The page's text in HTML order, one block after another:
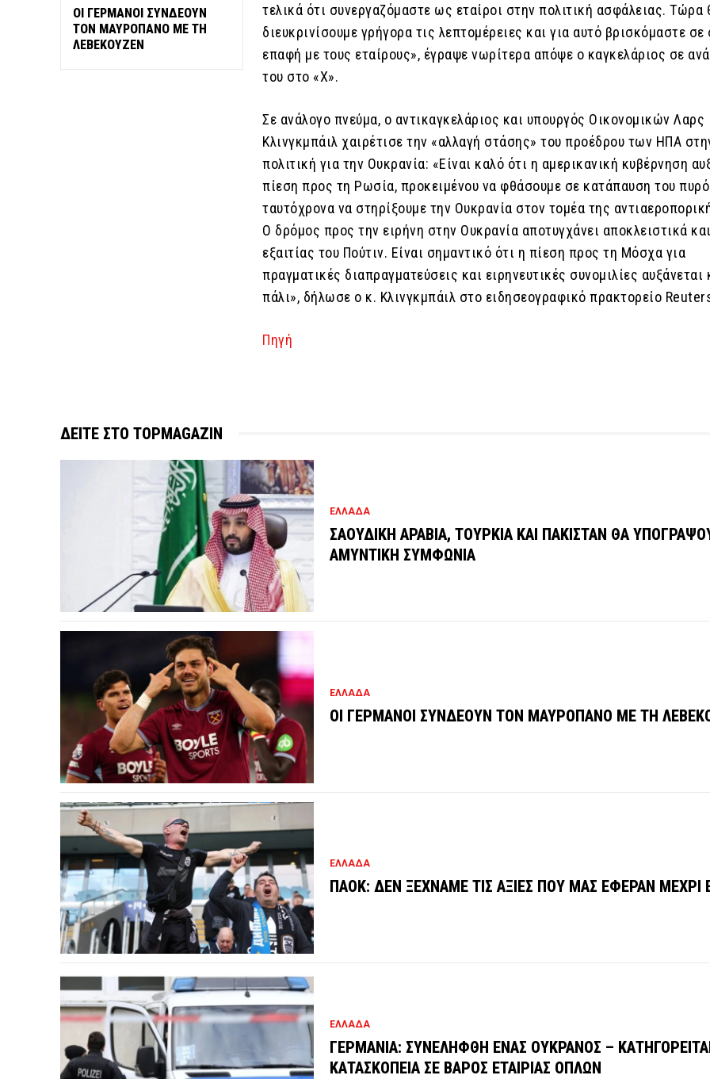
ΟΙ ΓΕΡΜΑΝΟΙ ΣΥΝΔΕΟΥΝ
ΤΟΝ ΜΑΥΡΟΠΑΝΟ ΜΕ ΤΗ
ΛΕΒΕΚΟΥΖΕΝ
τελικά ότι συνεργαζόμαστε ως εταίροι στην πολιτική ασφάλειας. Τώρα
διευκρινίσουμε γρήγορα τις λεπτομέρειες και για αυτό βρισκόμαστε σε
επαφή με τους εταίρους», έγραψε νωρίτερα απόψε ο καγκελάριος σε
του στο «Χ».
Σε ανάλογο πνεύμα, ο αντικαγκελάριος και υπουργός Οικονομικών Λαρς
Κλινγκμπάιλ χαιρέτισε την «αλλαγή στάσης» του προέδρου των ΗΠΑ
πολιτική για την Ουκρανία: «Είναι καλό ότι η αμερικανική κυβέρνηση
πίεση προς τη Ρωσία, προκειμένου να φθάσουμε σε κατάπαυση του
ταυτόχρονα να στηρίξουμε την Ουκρανία στον τομέα της
Ο δρόμος προς την ειρήνη στην Ουκρανία αποτυγχάνει αποκλειστικά
εξαιτίας του Πούτιν. Είναι σημαντικό ότι η πίεση προς τη Μόσχα για
πραγματικές διαπραγματεύσεις και ειρηνευτικές συνομιλίες αυξάνεται
πάλι», δήλωσε ο κ. Κλινγκμπάιλ στο ειδησεογραφικό πρακτορείο
Πηγή
ΔΕΙΤΕ ΣΤΟ TOPMAGAZIN
ΕΛΛΑΔΑ
ΣΑΟΥΔΙΚΗ ΑΡΑΒΙΑ, ΤΟΥΡΚΙΑ ΚΑΙ ΠΑΚΙΣΤΑΝ ΘΑ
ΑΜΥΝΤΙΚΗ ΣΥΜΦΩΝΙΑ
ΕΛΛΑΔΑ
ΟΙ ΓΕΡΜΑΝΟΙ ΣΥΝΔΕΟΥΝ ΤΟΝ ΜΑΥΡΟΠΑΝΟ ΜΕ ΤΗ
ΕΛΛΑΔΑ
ΠΑΟΚ: ΔΕΝ ΞΕΧΝΑΜΕ ΤΙΣ ΑΞΙΕΣ ΠΟΥ ΜΑΣ ΕΦΕΡΑΝ ΜΕΧΡΙ
ΕΛΛΑΔΑ
ΓΕΡΜΑΝΙΑ: ΣΥΝΕΛΗΦΘΗ ΕΝΑΣ ΟΥΚΡΑΝΟΣ –
ΚΑΤΑΣΚΟΠΕΙΑ ΣΕ ΒΑΡΟΣ ΕΤΑΙΡΙΑΣ ΟΠΛΩΝ